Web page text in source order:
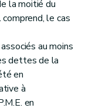
la moitié du
le cas
au moins
dettes de la
en
à
en